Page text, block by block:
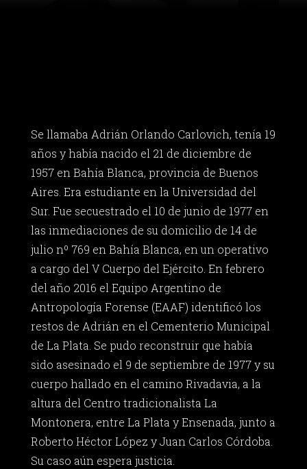
Se llamaba Adrián Orlando Carlovich, tenía 19
años y había nacido el 21 de diciembre de
1957 en Bahía Blanca, provincia de Buenos
Aires. Era estudiante en la Universidad del
Sur. Fue secuestrado el 10 de junio de 1977 en
las inmediaciones de su domicilio de 14 de
julio nº 769 en Bahía Blanca, en un operativo
a cargo del V Cuerpo del Ejército. En febrero
del año 2016 el Equipo Argentino de
Antropología Forense (EAAF) identificó los
restos de Adrián en el Cementerio Municipal
de La Plata. Se pudo reconstruir que había
sido asesinado el 9 de septiembre de 1977 y su
cuerpo hallado en el camino Rivadavia, a la
altura del Centro tradicionalista La
Montonera, entre La Plata y Ensenada, junto a
Roberto Héctor López y Juan Carlos Córdoba.
Su caso aún espera justicia.